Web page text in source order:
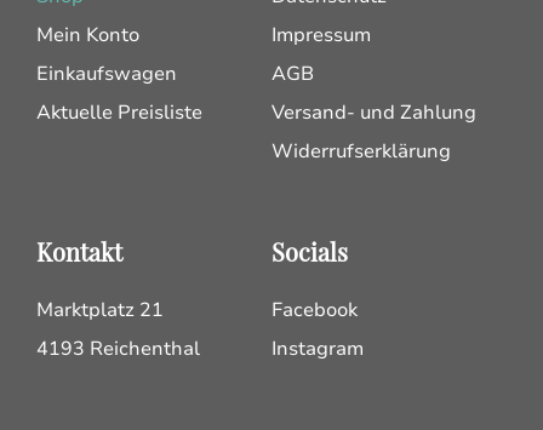
Mein Konto
Einkaufswagen
Aktuelle Preisliste
Impressum
AGB
Versand- und Zahlung
Widerrufserklärung
Kontakt
Marktplatz 21
4193 Reichenthal
Socials
Facebook
Instagram